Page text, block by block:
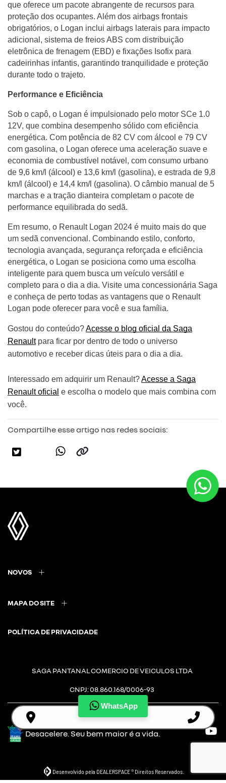
WhatsApp
que oferece um pacote abrangente de recursos para
proteção dos ocupantes. Além dos airbags frontais
obrigatórios, o Logan inclui airbags laterais para impacto
adicional, sistema de freios ABS com distribuição
eletrônica de frenagem (EBD) e fixações Isofix para
cadeirinhas infantis, garantindo tranquilidade e proteção
durante todo o trajeto.
Performance e Eficiência
Sob o capô, o Logan é impulsionado pelo motor SCe 1.0
12V, que combina desempenho sólido com eficiência
energética. Com potência de 82 CV com álcool e 79 CV
com gasolina, o Logan oferece uma aceleração suave e
economia de combustível notável, com consumo urbano
de 9,6 km/l (álcool) e 13,6 km/l (gasolina), e estrada de 9,8
km/l (álcool) e 14,4 km/l (gasolina). O câmbio manual de 5
marchas e a tração dianteira completam o pacote de
performance equilibrada do sedã.
Em resumo, o Renault Logan 2024 é muito mais do que
um sedã convencional. Combinando estilo, conforto,
tecnologia avançada, segurança reforçada e eficiência
energética, o Logan se posiciona como uma escolha
inteligente para quem busca um veículo versátil e
completo para o dia a dia. Visite uma concessionária Saga
e conheça de perto todas as vantagens que o Renault
Logan pode oferecer para você e sua família.
Gostou do conteúdo?Acesse o blog oficial da Saga
Renaultpara ficar por dentro de todo o universo
automotivo e receber dicas úteis para o dia a dia.
Interessado em adquirir um Renault?Acesse a Saga
Renault oficial e escolha o modelo que mais combina com
você.
Compartilhe esse artigo nas redes sociais:
NOVOS
MAPA DO SITE
POLÍTICA DE PRIVACIDADE
SAGA PANTANAL COMERCIO DE VEICULOS LTDA
CNPJ: 08.860.168/0006-93
Desacelere. Seu bem maior é a vida.
Desenvolvido pela DEALERSPACE ® Direitos Reservados.